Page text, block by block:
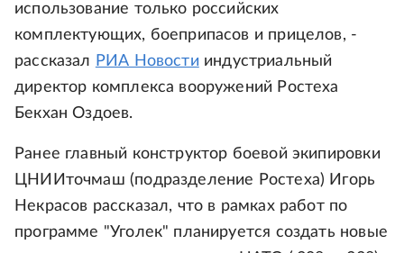
использование только российских
комплектующих, боеприпасов и прицелов, -
рассказал РИА Новости индустриальный
директор комплекса вооружений Ростеха
Бекхан Оздоев.
Ранее главный конструктор боевой экипировки
ЦНИИточмаш (подразделение Ростеха) Игорь
Некрасов рассказал, что в рамках работ по
программе "Уголек" планируется создать новые